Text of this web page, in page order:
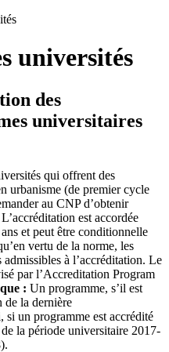
universités
des
universitaires
qui offrent des
urbanisme (de premier cycle
au CNP d’obtenir
est accordée
et peut être conditionnelle
vertu de la norme, les
à l’accréditation. Le
par l’Accreditation Program
: Un programme, s’il est
de la dernière
si un programme est accrédité
la période universitaire 2017-